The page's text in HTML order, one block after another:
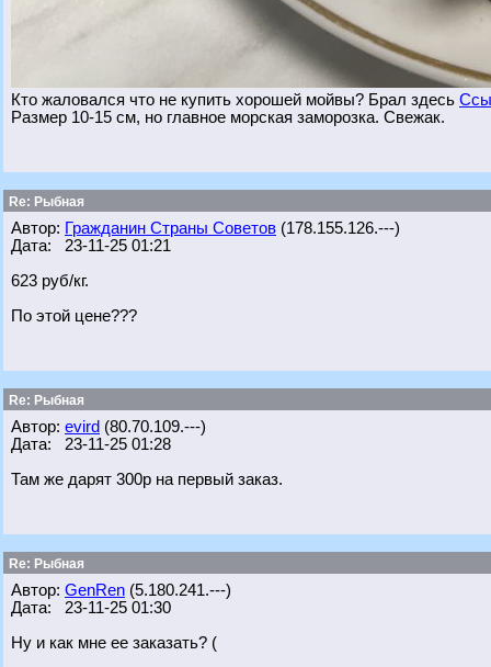
Кто жаловался что не купить хорошей мойвы? Брал здесь
Размер 10-15 см, но главное морская заморозка. Свежак.
Re: Рыбная
Автор: Гражданин Страны Советов (178.155.126.---)
Дата: 23-11-25 01:21
623 руб/кг.
По этой цене???
Re: Рыбная
Автор: evird (80.70.109.---)
Дата: 23-11-25 01:28
Там же дарят 300р на первый заказ.
Re: Рыбная
Автор: GenRen (5.180.241.---)
Дата: 23-11-25 01:30
Ну и как мне ее заказать? (